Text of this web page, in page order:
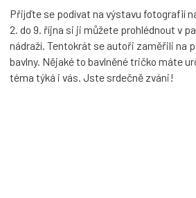
Přijďte se podívat na výstavu fotografií
2. do 9. října si ji můžete prohlédnout v
nádraží. Tentokrát se autoři zaměřili na
bavlny. Nějaké to bavlněné tričko máte
téma týká i vás. Jste srdečně zváni!